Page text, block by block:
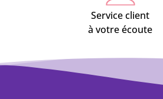
Service client
à votre écoute